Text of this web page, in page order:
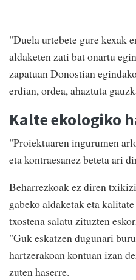
"Duela urtebete gure kexak
aldaketen zati bat onartu
zapatuan Donostian
erdian, ordea, ahaztuta
Kalte ekologiko
"Proiektuaren ingurumen
eta kontraesanez beteta ari
Beharrezkoak ez diren
gabeko aldaketak eta
txostena salatu zituzten
"Guk eskatzen dugunari
hartzerakoan kontuan izan
zuten haserre.